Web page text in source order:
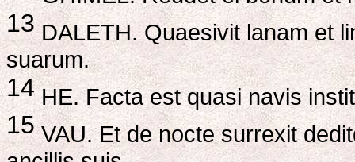
13DALETH. Quaesivit lanam et
suarum.
14HE. Facta est quasi navis
15VAU. Et de nocte surrexit